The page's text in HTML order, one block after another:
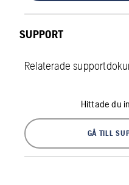
SUPPORT
Relaterade
Hittade du
GÅ TILL